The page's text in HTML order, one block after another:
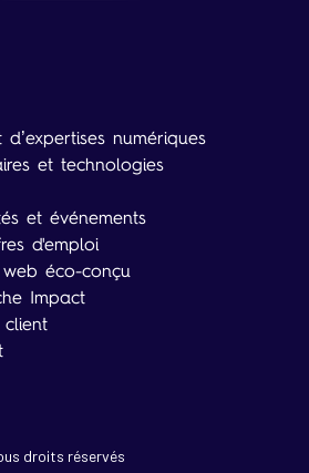
d’expertises numériques
et technologies
et événements
d'emploi
éco-conçu
Impact
client
droits réservés